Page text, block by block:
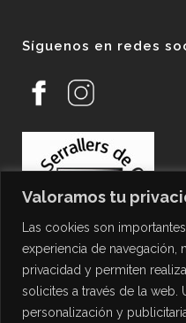
Valoramos tu
Las cookies son
experiencia de navegación,
privacidad y permiten
solicites a través de la web.
personalización y
Síguenos en redes
PROTECCIÓN DE